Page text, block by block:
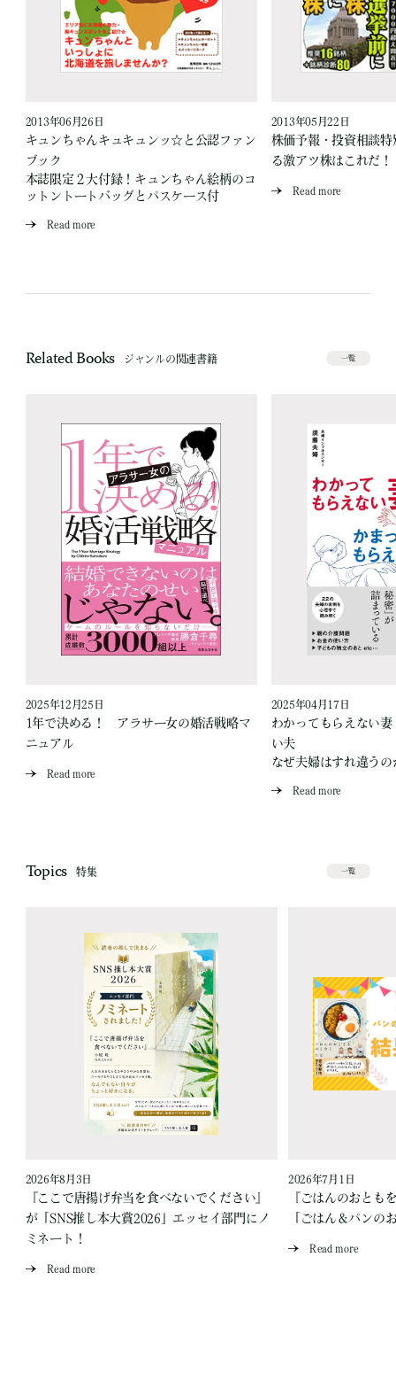
2013年06月26日
キュンちゃんキュキュンッ☆と公認ファン
ブック
本誌限定２大付録！キュンちゃん絵柄のコ
ットントートバッグとパスケース付
Read more
2013年05月22日
株価予報・投資相談
る激アツ株はこれだ！
Read more
Related Books ジャンルの関連書籍 一覧
2025年12月25日
1年で決める！ アラサー女の婚活戦略マ
ニュアル
Read more
2025年04月17日
わかってもらえない
い夫
なぜ夫婦はすれ違うの
Read more
Topics 特集 一覧
2026年8月3日
『ここで唐揚げ弁当を食べないでください』
が「SNS推し本大賞2026」エッセイ部門にノ
ミネート！
Read more
2026年7月1日
『ごはんのおとも
「ごはん＆パンの
Read more